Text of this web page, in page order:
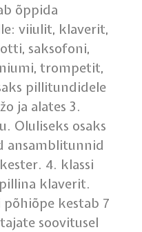
õppida
viiulit, klaverit,
saksofoni,
trompetit,
pillitundidele
ja alates 3.
Oluliseks osaks
ansamblitunnid
4. klassi
klaverit.
kestab 7
soovitusel